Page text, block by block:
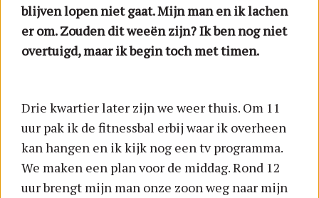
blijven lopen niet gaat. Mijn man en ik lachen
er om. Zouden dit weeën zijn? Ik ben nog niet
overtuigd, maar ik begin toch met timen.
Drie kwartier later zijn we weer thuis. Om 11
uur pak ik de fitnessbal erbij waar ik overheen
kan hangen en ik kijk nog een tv programma.
We maken een plan voor de middag. Rond 12
uur brengt mijn man onze zoon weg naar mijn